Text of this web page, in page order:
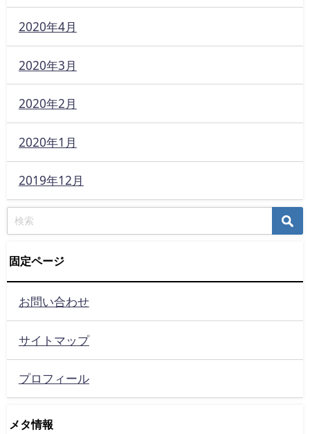
2020年4月
2020年3月
2020年2月
2020年1月
2019年12月
固定ページ
お問い合わせ
サイトマップ
プロフィール
メタ情報